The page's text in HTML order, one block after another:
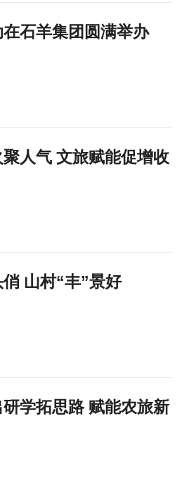
石羊集团圆满举办
人气 文旅赋能促增收
山村“丰”景好
学拓思路 赋能农旅新